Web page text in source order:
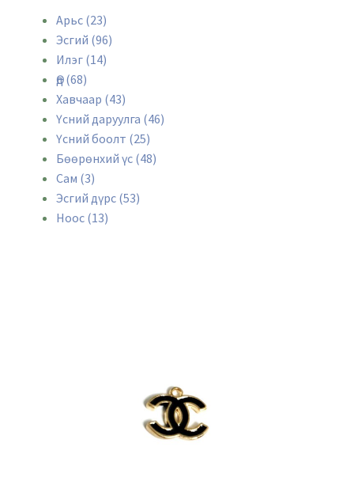
Арьс (23)
Эсгий (96)
Илэг (14)
Өд (68)
Хавчаар (43)
Үсний даруулга (46)
Үсний боолт (25)
Бөөрөнхий үс (48)
Сам (3)
Эсгий дүрс (53)
Ноос (13)